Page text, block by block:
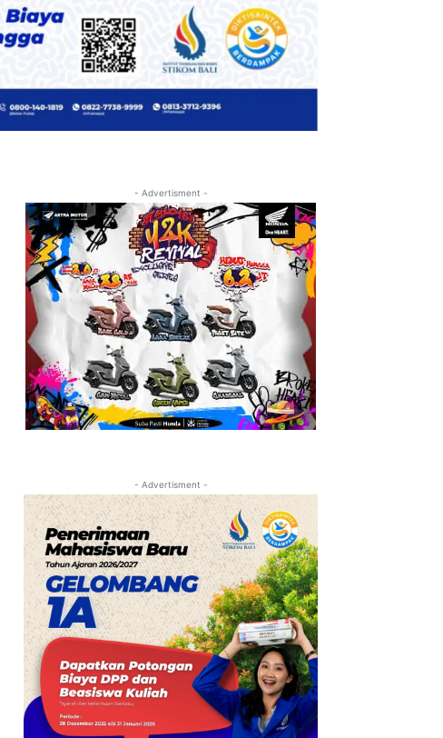
- Advertisment -
- Advertisment -